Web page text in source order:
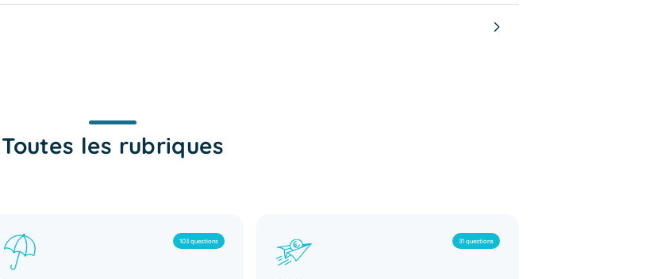
Toutes les rubriques
103 questions 31 questions